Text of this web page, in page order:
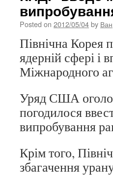
Posted on 2012/05/04by Ван
Північна Корея
ядерній сфері і
Міжнародного
Уряд США
погодилося
випробування
Крім того,
збагачення